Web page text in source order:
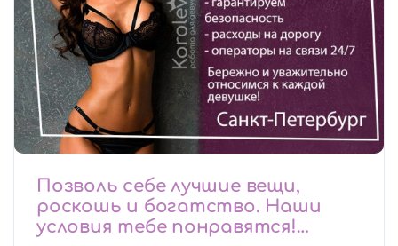
Позволь себе лучшие вещи,
роскошь и богатство. Наши
условия тебе понравятся!